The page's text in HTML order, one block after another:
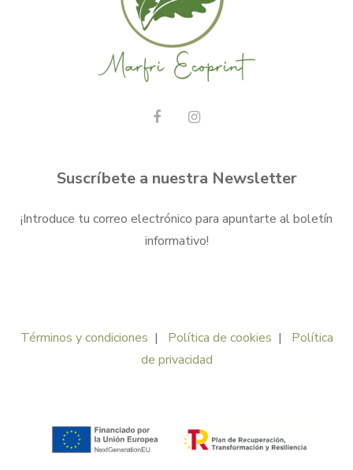
Suscríbete a nuestra Newsletter
¡Introduce tu correo electrónico para apuntarte al boletín
informativo!
Términos y condiciones | Política de cookies | Política
de privacidad